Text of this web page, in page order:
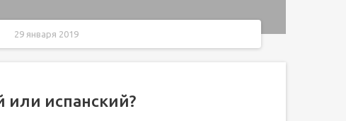
29 января 2019
выбора
или испанский?